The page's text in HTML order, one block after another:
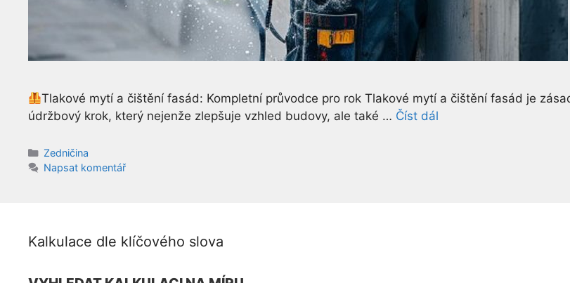
Tlakové mytí a čištění fasád: Kompletní průvodce pro rok Tlakové mytí a čištění fasád je
údržbový krok, který nejenže zlepšuje vzhled budovy, ale také … Číst dál
Rubriky
Zedničina
Napsat komentář
Kalkulace dle klíčového slova